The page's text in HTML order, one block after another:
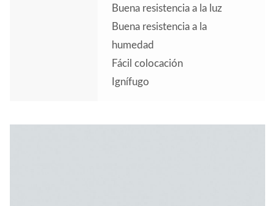
Buena resistencia a la luz
Buena resistencia a la
humedad
Fácil colocación
Ignífugo